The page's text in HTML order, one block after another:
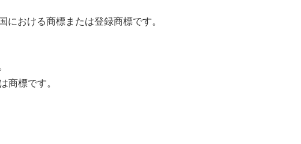
おける商標または登録商標です。
商標です。